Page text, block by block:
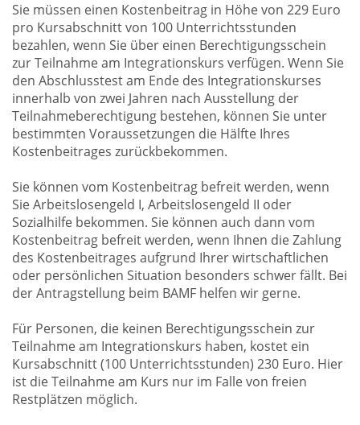
Sie müssen einen Kostenbeitrag in Höhe von 229 Euro
pro Kursabschnitt von 100 Unterrichtsstunden
bezahlen, wenn Sie über einen Berechtigungsschein
zur Teilnahme am Integrationskurs verfügen. Wenn Sie
den Abschlusstest am Ende des Integrationskurses
innerhalb von zwei Jahren nach Ausstellung der
Teilnahmeberechtigung bestehen, können Sie unter
bestimmten Voraussetzungen die Hälfte Ihres
Kostenbeitrages zurückbekommen.
Sie können vom Kostenbeitrag befreit werden, wenn
Sie Arbeitslosengeld I, Arbeitslosengeld II oder
Sozialhilfe bekommen. Sie können auch dann vom
Kostenbeitrag befreit werden, wenn Ihnen die Zahlung
des Kostenbeitrages aufgrund Ihrer wirtschaftlichen
oder persönlichen Situation besonders schwer fällt. Bei
der Antragstellung beim BAMF helfen wir gerne.
Für Personen, die keinen Berechtigungsschein zur
Teilnahme am Integrationskurs haben, kostet ein
Kursabschnitt (100 Unterrichtsstunden) 230 Euro. Hier
ist die Teilnahme am Kurs nur im Falle von freien
Restplätzen möglich.